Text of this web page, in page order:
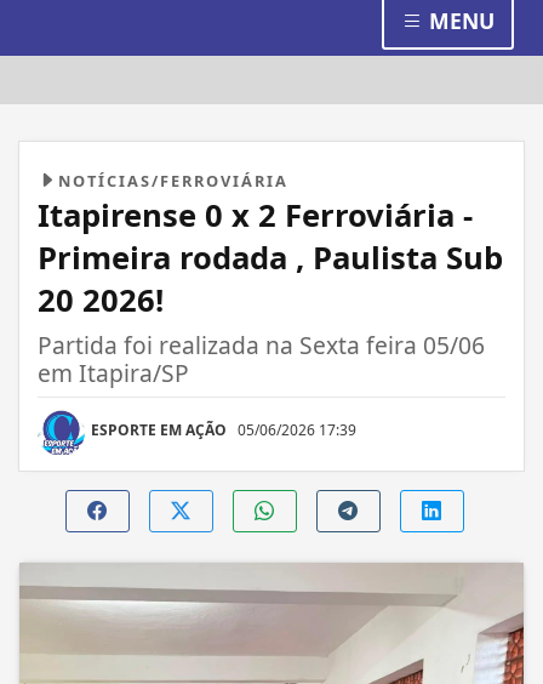
MENU
NOTÍCIAS/FERROVIÁRIA
Itapirense 0 x 2 Ferroviária -
Primeira rodada , Paulista Sub
20 2026!
Partida foi realizada na Sexta feira 05/06
em Itapira/SP
ESPORTE EM AÇÃO 05/06/2026 17:39